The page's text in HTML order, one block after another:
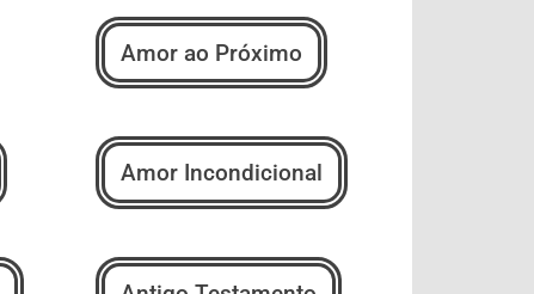
Amor ao Próximo
Amor Incondicional